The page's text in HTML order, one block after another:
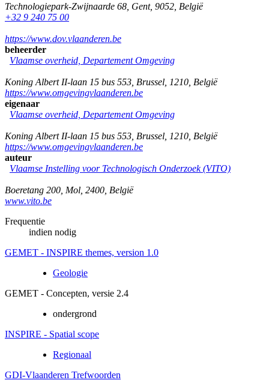
Technologiepark-Zwijnaarde 68 Gent, 9052 België
+32 9 240 75 00
https://www.dov.vlaanderen.be
beheerder
Vlaamse overheid, Departement Omgeving
Koning Albert II-laan 15 bus 553 Brussel 1210 België
https://www.omgevingvlaanderen.be
eigenaar
Vlaamse overheid, Departement Omgeving
Koning Albert II-laan 15 bus 553 Brussel 1210 België
https://www.omgevingvlaanderen.be
auteur
Vlaamse Instelling voor Technologisch Onderzoek (VITO)
Boeretang 200 Mol 2400 België
www.vito.be
Frequentie
indien nodig
GEMET - INSPIRE themes, version 1.0
Geologie
GEMET - Concepten, versie 2.4
ondergrond
INSPIRE - Spatial scope
Regionaal
GDI-Vlaanderen Trefwoorden